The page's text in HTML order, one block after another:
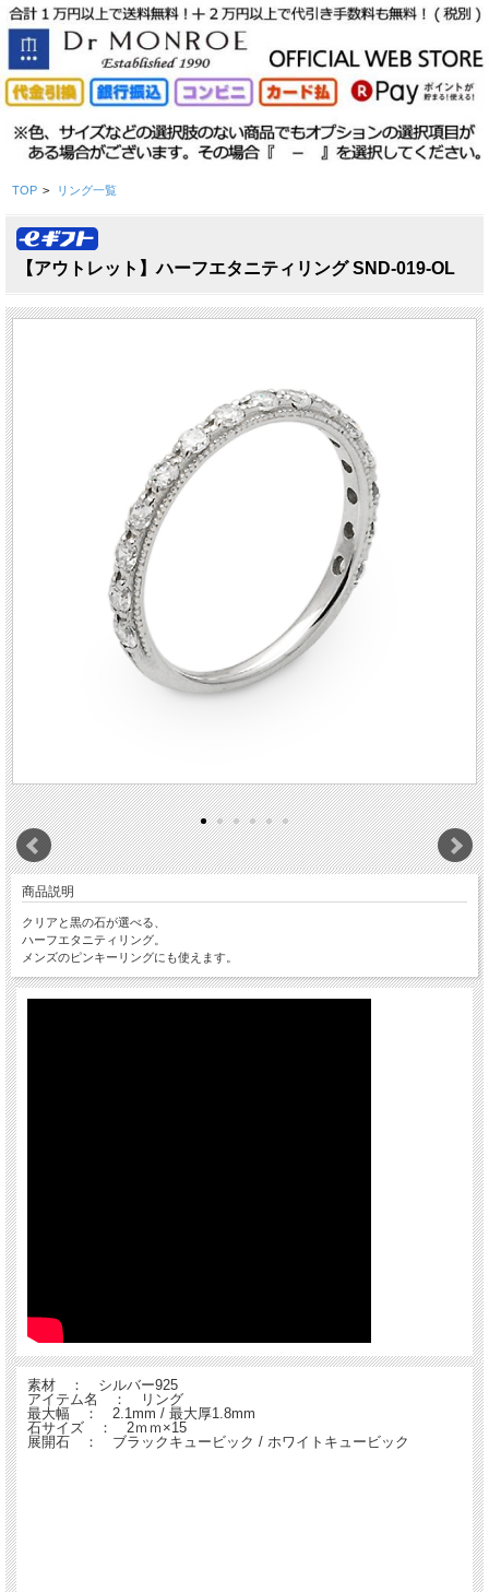
TOP > リング一覧
【アウトレット】ハーフエタニティリング SND-019-OL
商品説明
クリアと黒の石が選べる、
ハーフエタニティリング。
メンズのピンキーリングにも使えます。
素材 ： シルバー925
アイテム名 ： リング
最大幅 ： 2.1mm / 最大厚1.8mm
石サイズ ： 2ｍｍ×15
展開石 ： ブラックキュービック / ホワイトキュービック